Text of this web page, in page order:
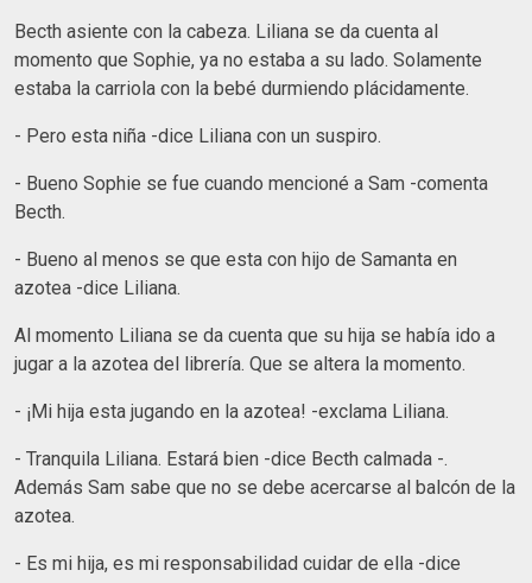
Becth asiente con la cabeza. Liliana se da cuenta al
momento que Sophie, ya no estaba a su lado. Solamente
estaba la carriola con la bebé durmiendo plácidamente.
- Pero esta niña -dice Liliana con un suspiro.
- Bueno Sophie se fue cuando mencioné a Sam -comenta
Becth.
- Bueno al menos se que esta con hijo de Samanta en
azotea -dice Liliana.
Al momento Liliana se da cuenta que su hija se había ido a
jugar a la azotea del librería. Que se altera la momento.
- ¡Mi hija esta jugando en la azotea! -exclama Liliana.
- Tranquila Liliana. Estará bien -dice Becth calmada -.
Además Sam sabe que no se debe acercarse al balcón de la
azotea.
- Es mi hija, es mi responsabilidad cuidar de ella -dice